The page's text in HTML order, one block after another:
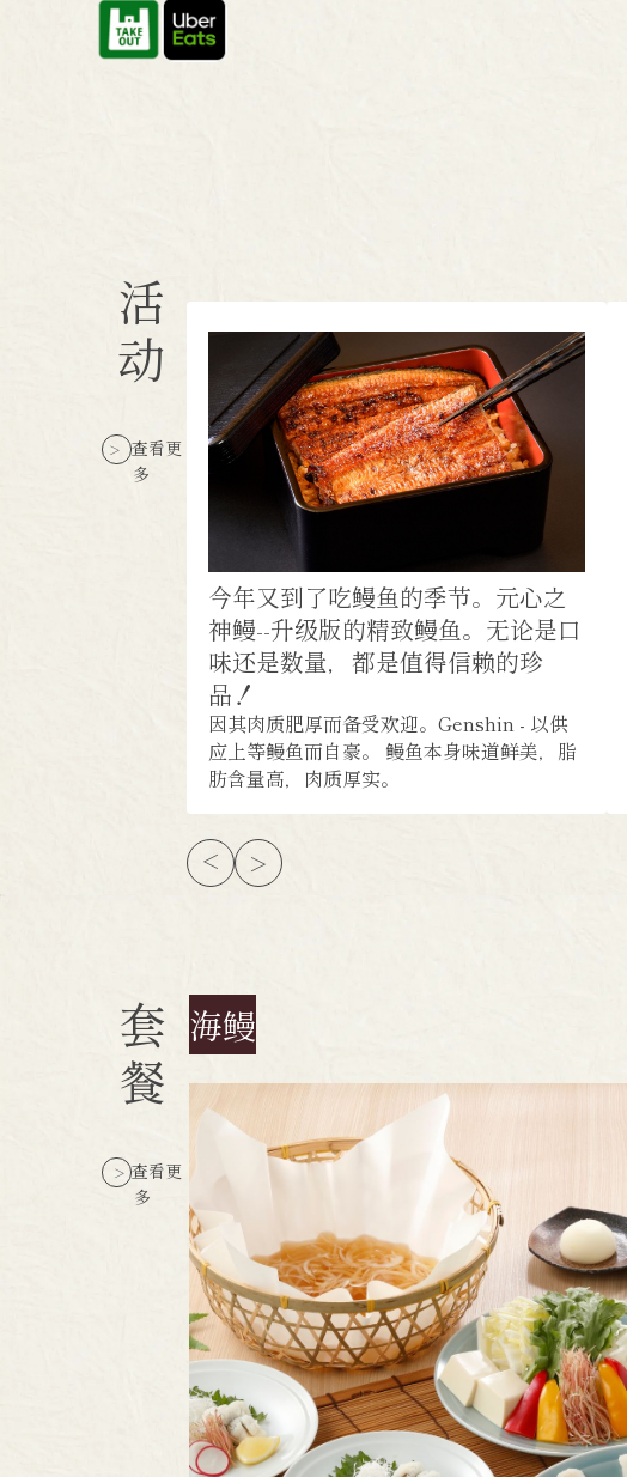
活
动
查看更
多
今年又到了吃鳗鱼的季节。元心之
神鳗--升级版的精致鳗鱼。无论是口
味还是数量，都是值得信赖的珍
品！
因其肉质肥厚而备受欢迎。Genshin - 以供
应上等鳗鱼而自豪。 鳗鱼本身味道鲜美，脂
肪含量高，肉质厚实。
套
餐
查看更
多
海鳗